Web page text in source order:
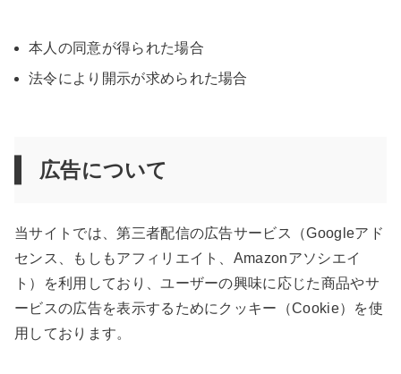
本人の同意が得られた場合
法令により開示が求められた場合
広告について
当サイトでは、第三者配信の広告サービス（Googleアド
センス、もしもアフィリエイト、Amazonアソシエイ
ト）を利用しており、ユーザーの興味に応じた商品やサ
ービスの広告を表示するためにクッキー（Cookie）を使
用しております。